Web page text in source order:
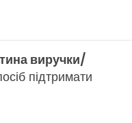
виручки/
підтримати